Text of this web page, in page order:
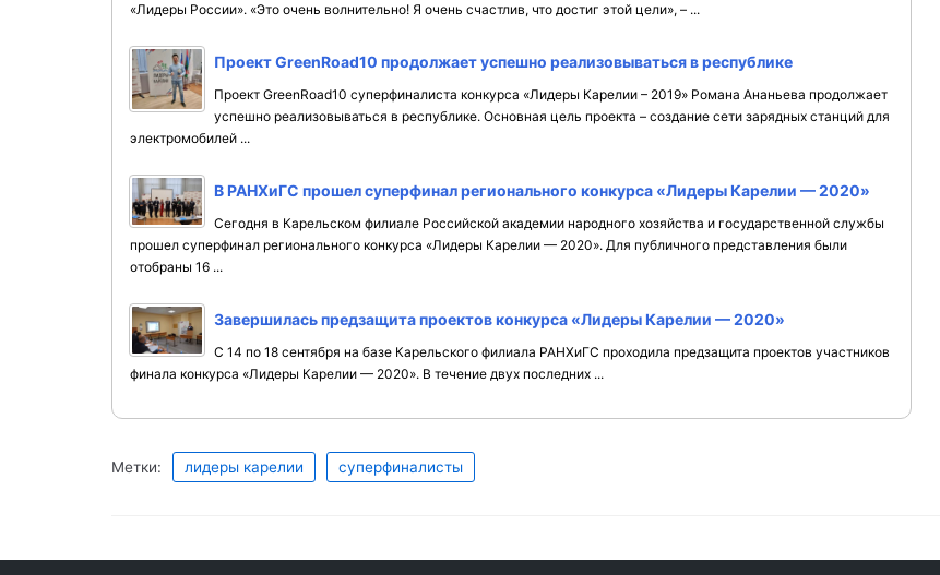
«Лидеры России». «Это очень волнительно! Я очень счастлив, что достиг этой цели», – ...
Проект GreenRoad10 продолжает успешно реализовываться в республике
Проект GreenRoad10 суперфиналиста конкурса «Лидеры Карелии – 2019» Романа Ананьева продолжает
успешно реализовываться в республике. Основная цель проекта – создание сети зарядных станций для
электромобилей ...
В РАНХиГС прошел суперфинал регионального конкурса «Лидеры Карелии — 2020»
Сегодня в Карельском филиале Российской академии народного хозяйства и государственной службы
прошел суперфинал регионального конкурса «Лидеры Карелии — 2020». Для публичного представления были
отобраны 16 ...
Завершилась предзащита проектов конкурса «Лидеры Карелии — 2020»
С 14 по 18 сентября на базе Карельского филиала РАНХиГС проходила предзащита проектов участников
финала конкурса «Лидеры Карелии — 2020». В течение двух последних ...
Метки: лидеры карелии суперфиналисты